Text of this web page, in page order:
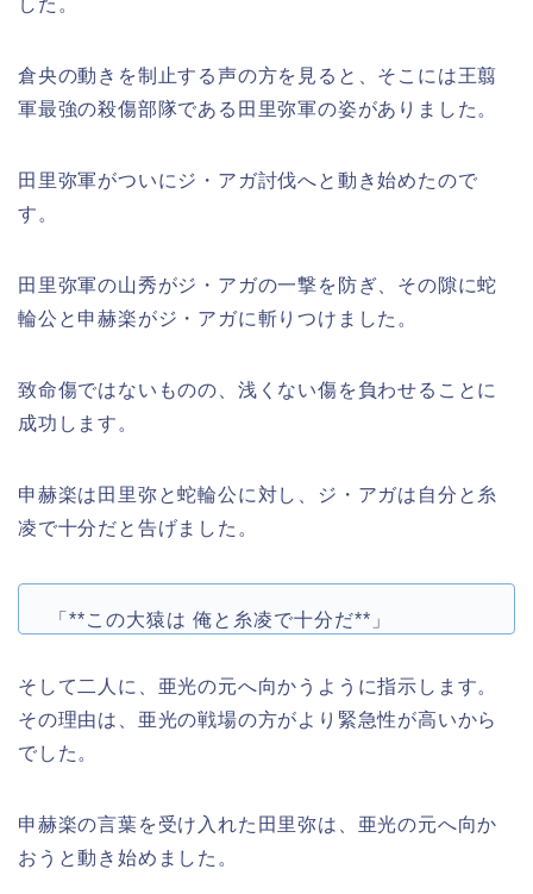
倉央の動きを制止する声の方を見ると、そこには王翦
軍最強の殺傷部隊である田里弥軍の姿がありました。
田里弥軍がついにジ・アガ討伐へと動き始めたので
す。
田里弥軍の山秀がジ・アガの一撃を防ぎ、その隙に蛇
輪公と申赫楽がジ・アガに斬りつけました。
致命傷ではないものの、浅くない傷を負わせることに
成功します。
申赫楽は田里弥と蛇輪公に対し、ジ・アガは自分と糸
凌で十分だと告げました。
「**この大猿は 俺と糸凌で十分だ**」
そして二人に、亜光の元へ向かうように指示します。
その理由は、亜光の戦場の方がより緊急性が高いから
でした。
申赫楽の言葉を受け入れた田里弥は、亜光の元へ向か
おうと動き始めました。